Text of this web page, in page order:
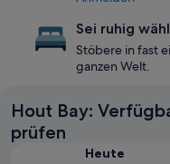
Sei ruhig
Stöbere in fast
ganzen Welt.
Hout Bay:
prüfen
Heute